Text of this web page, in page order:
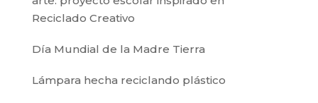
Reciclado Creativo
Día Mundial de la Madre Tierra
Lámpara hecha reciclando plástico